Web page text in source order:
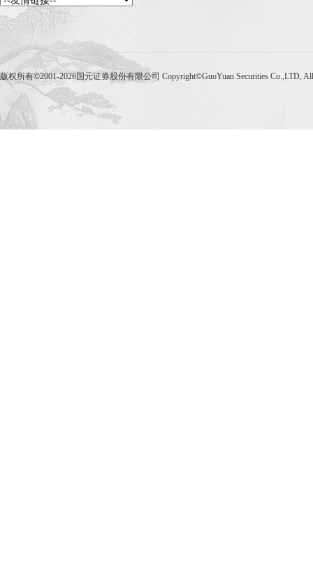
版权所有©2001-2026国元证券股份有限公司 Copyright©GuoYuan Securities Co.,LTD,